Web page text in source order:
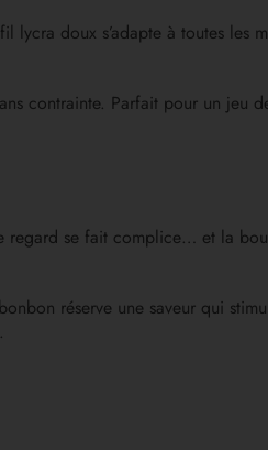
doux s’adapte à toutes les
contrainte. Parfait pour un jeu
regard se fait complice… et la
réserve une saveur qui